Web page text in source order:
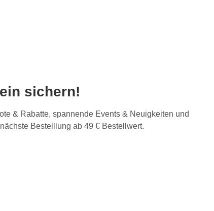
sichern!
& Rabatte, spannende Events & Neuigkeiten und
Bestelllung ab 49 € Bestellwert.